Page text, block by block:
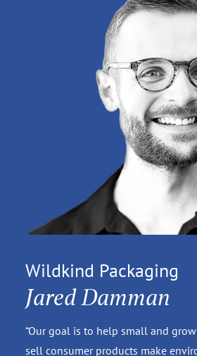
Wildkind Packaging
Jared Damman
“Our goal is to help small and
sell consumer products make